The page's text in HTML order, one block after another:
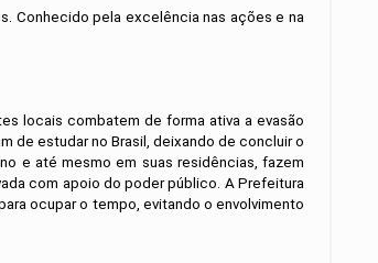
Conhecido pela excelência nas ações e na
locais combatem de forma ativa a evasão
de estudar no Brasil, deixando de concluir o
e até mesmo em suas residências, fazem
com apoio do poder público. A Prefeitura
ocupar o tempo, evitando o envolvimento